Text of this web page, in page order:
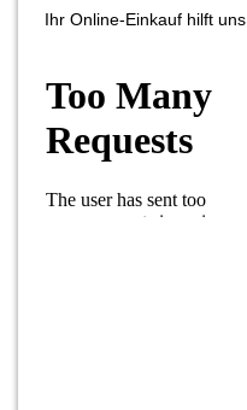
Ihr Online-Einkauf hilft uns